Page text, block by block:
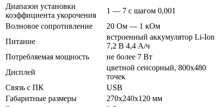
Диапазон установки
коэффициента укорочения
1 — 7 с шагом 0,001
Волновое сопротивление
20 Ом — 1 кОм
Питание
встроенный аккумулятор Li-Ion
7,2 В 4,4 А/ч
Потребляемая мощность
не более 7 Вт
Дисплей
цветной сенсорный, 800х480
точек
Связь с ПК
USB
Габаритные размеры
270х240х120 мм